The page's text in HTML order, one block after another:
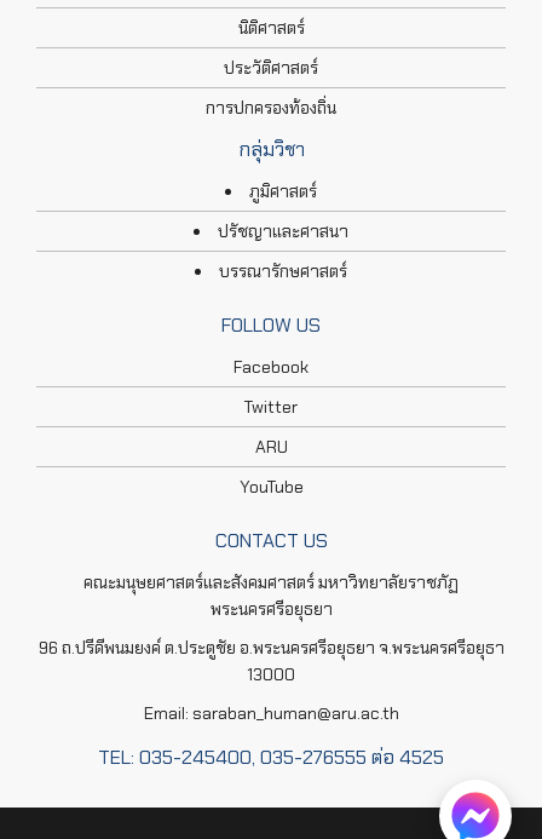
นิติศาสตร์
ประวัติศาสตร์
การปกครองท้องถิ่น
กลุ่มวิชา
ภูมิศาสตร์
ปรัชญาและศาสนา
บรรณารักษศาสตร์
FOLLOW US
Facebook
Twitter
ARU
YouTube
CONTACT US
คณะมนุษยศาสตร์และสังคมศาสตร์ มหาวิทยาลัยราชภัฏ
พระนครศรีอยุธยา
96 ถ.ปรีดีพนมยงค์ ต.ประตูชัย อ.พระนครศรีอยุธยา จ.พระนครศรีอยุธา
13000
Email: saraban_human@aru.ac.th
TEL: 035-245400, 035-276555 ต่อ 4525